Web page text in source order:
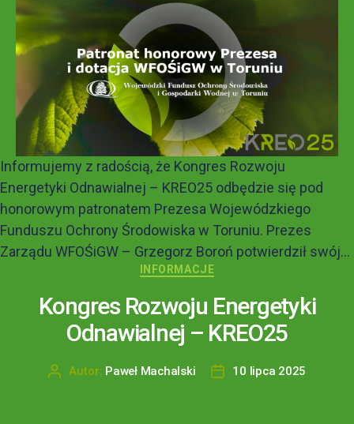
Informujemy z radością, że Kongres Rozwoju
Energetyki Odnawialnej – KREO25 odbędzie się pod
honorowym patronatem Prezesa Wojewódzkiego
Funduszu Ochrony Środowiska w Toruniu. Prezes
Zarządu WFOŚiGW – Grzegorz Boroń potwierdził swój...
INFORMACJE
Kongres Rozwoju Energetyki
Odnawialnej – KREO25
Autor: Paweł Machalski 10 lipca 2025